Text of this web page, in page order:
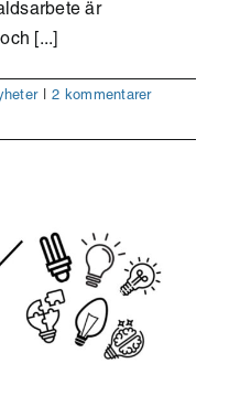
är
[...]
| 2 kommentarer